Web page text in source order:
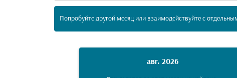
Попробуйте другой месяц или взаимодействуйте с
авг. 2026